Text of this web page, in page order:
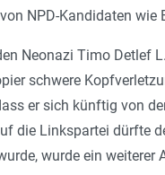
NPD-Kandidaten
Neonazi Timo Detlef
schwere
er sich künftig von
die Linkspartei dürfte
wurde ein